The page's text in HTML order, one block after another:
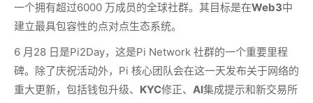
一个拥有超过6000 万成员的全球社群。其目标是在Web3中
建立最具包容性的点对点生态系统。
6 月28 日是Pi2Day，这是Pi Network 社群的一个重要里程
碑。除了庆祝活动外，Pi 核心团队会在这一天发布关于网络的
重大更新，包括钱包升级、 KYC修正、 AI集成提示和新交易所